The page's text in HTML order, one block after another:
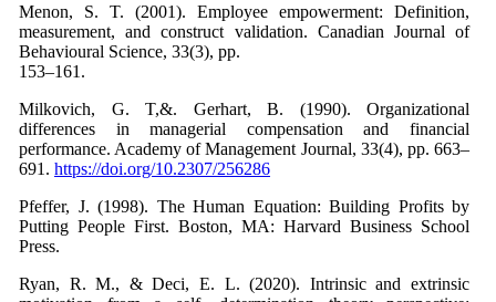
Menon, S. T. (2001). Employee empowerment: Definition,
measurement, and construct validation. Canadian Journal of
Behavioural Science, 33(3), pp.
153–161.
Milkovich, G. T,&. Gerhart, B. (1990). Organizational
differences in managerial compensation and financial
performance. Academy of Management Journal, 33(4), pp. 663–
691. https://doi.org/10.2307/256286
Pfeffer, J. (1998). The Human Equation: Building Profits by
Putting People First. Boston, MA: Harvard Business School
Press.
Ryan, R. M., & Deci, E. L. (2020). Intrinsic and extrinsic